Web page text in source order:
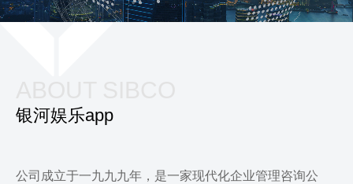
银河娱乐app
公司成立于一九九九年，是一家现代化企业管理咨询公